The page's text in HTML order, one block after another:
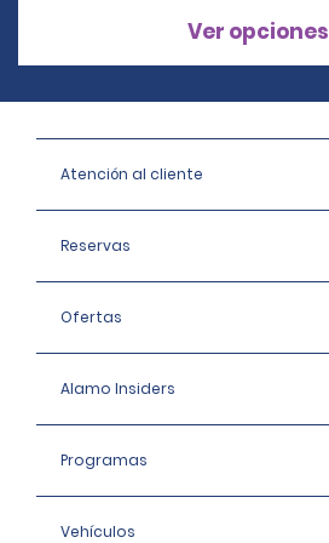
Ver opciones
Atención al cliente
Reservas
Ofertas
Alamo Insiders
Programas
Vehículos